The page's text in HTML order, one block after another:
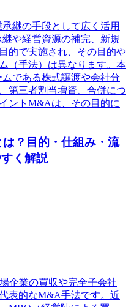
継の手段として広く活用
や経営資源の補完、新規
的で実施され、その目的や
（手法）は異なります。本
である株式譲渡や会社分
第三者割当増資、合併につ
ントM&Aは、その目的に
？目的・仕組み・流
く解説
企業の買収や完全子会社
表的なM&A手法です。近